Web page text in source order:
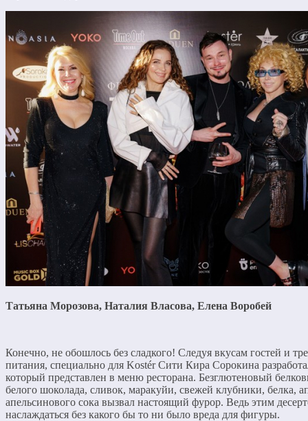
Татьяна Морозова, Наталия Власова, Елена Воробей
Конечно, не обошлось без сладкого! Следуя вкусам гостей и
питания, специально для Kostér Сити Кира Сорокина
который представлен в меню ресторана. Безглютеновый
белого шоколада, сливок, маракуйи, свежей клубники, белка,
апельсинового сока вызвал настоящий фурор. Ведь этим
наслаждаться без какого бы то ни было вреда для фигуры.